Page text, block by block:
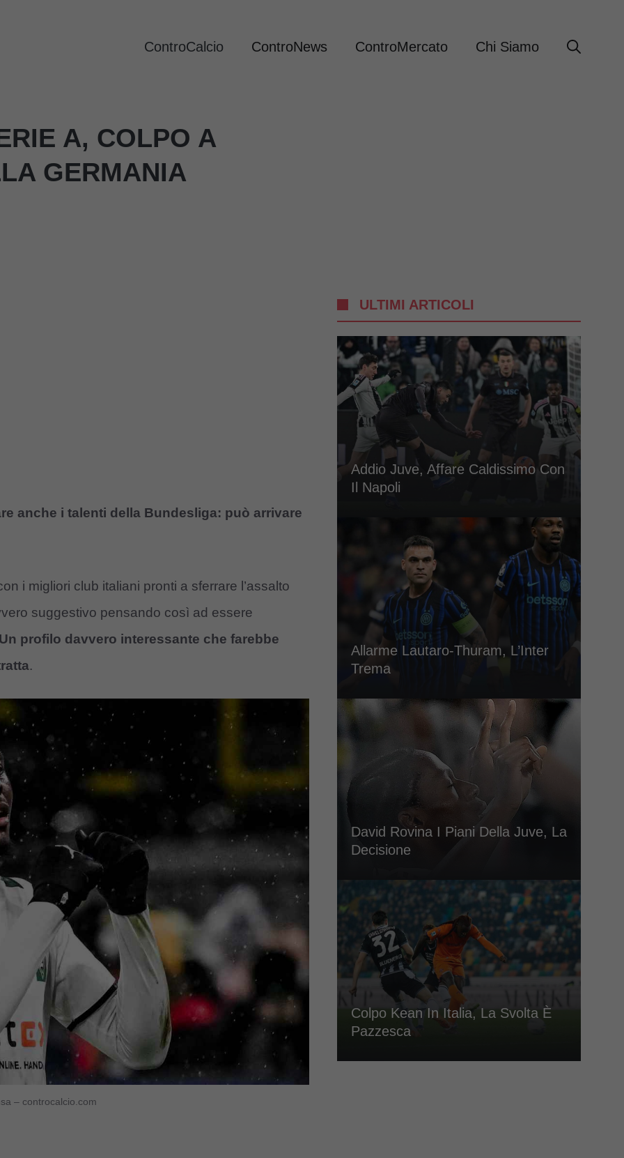
ControCalcio ControNews ControMercato Chi Siamo
A, COLPO A
GERMANIA
anche i talenti della Bundesliga: può arrivare
i migliori club italiani pronti a sferrare l’assalto
suggestivo pensando così ad essere
Un profilo davvero interessante che farebbe
.
– controcalcio.com
ULTIMI ARTICOLI
Addio Juve, Affare Caldissimo Con
Il Napoli
Allarme Lautaro-Thuram, L’Inter
Trema
David Rovina I Piani Della Juve, La
Decisione
Colpo Kean In Italia, La Svolta È
Pazzesca